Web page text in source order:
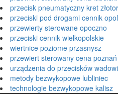
przecisk pneumatyczny kret
przeciski pod drogami cennik
przewierty sterowane opoczno
przeciski cennik wielkopolskie
wiertnice poziome przasnysz
przewiert sterowany cena poznań
urządzenia do przecisków
metody bezwykopowe lubliniec
technologie bezwykopowe kalisz